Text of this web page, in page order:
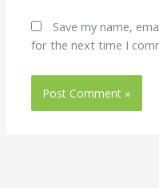
Save my name,
for the next time I